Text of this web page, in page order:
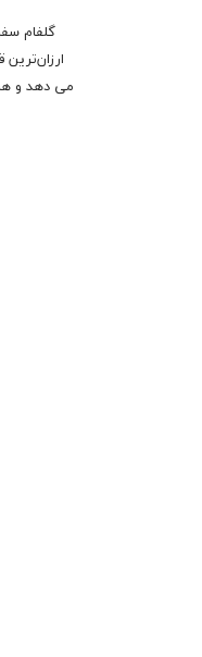
گلفام
می دهد و